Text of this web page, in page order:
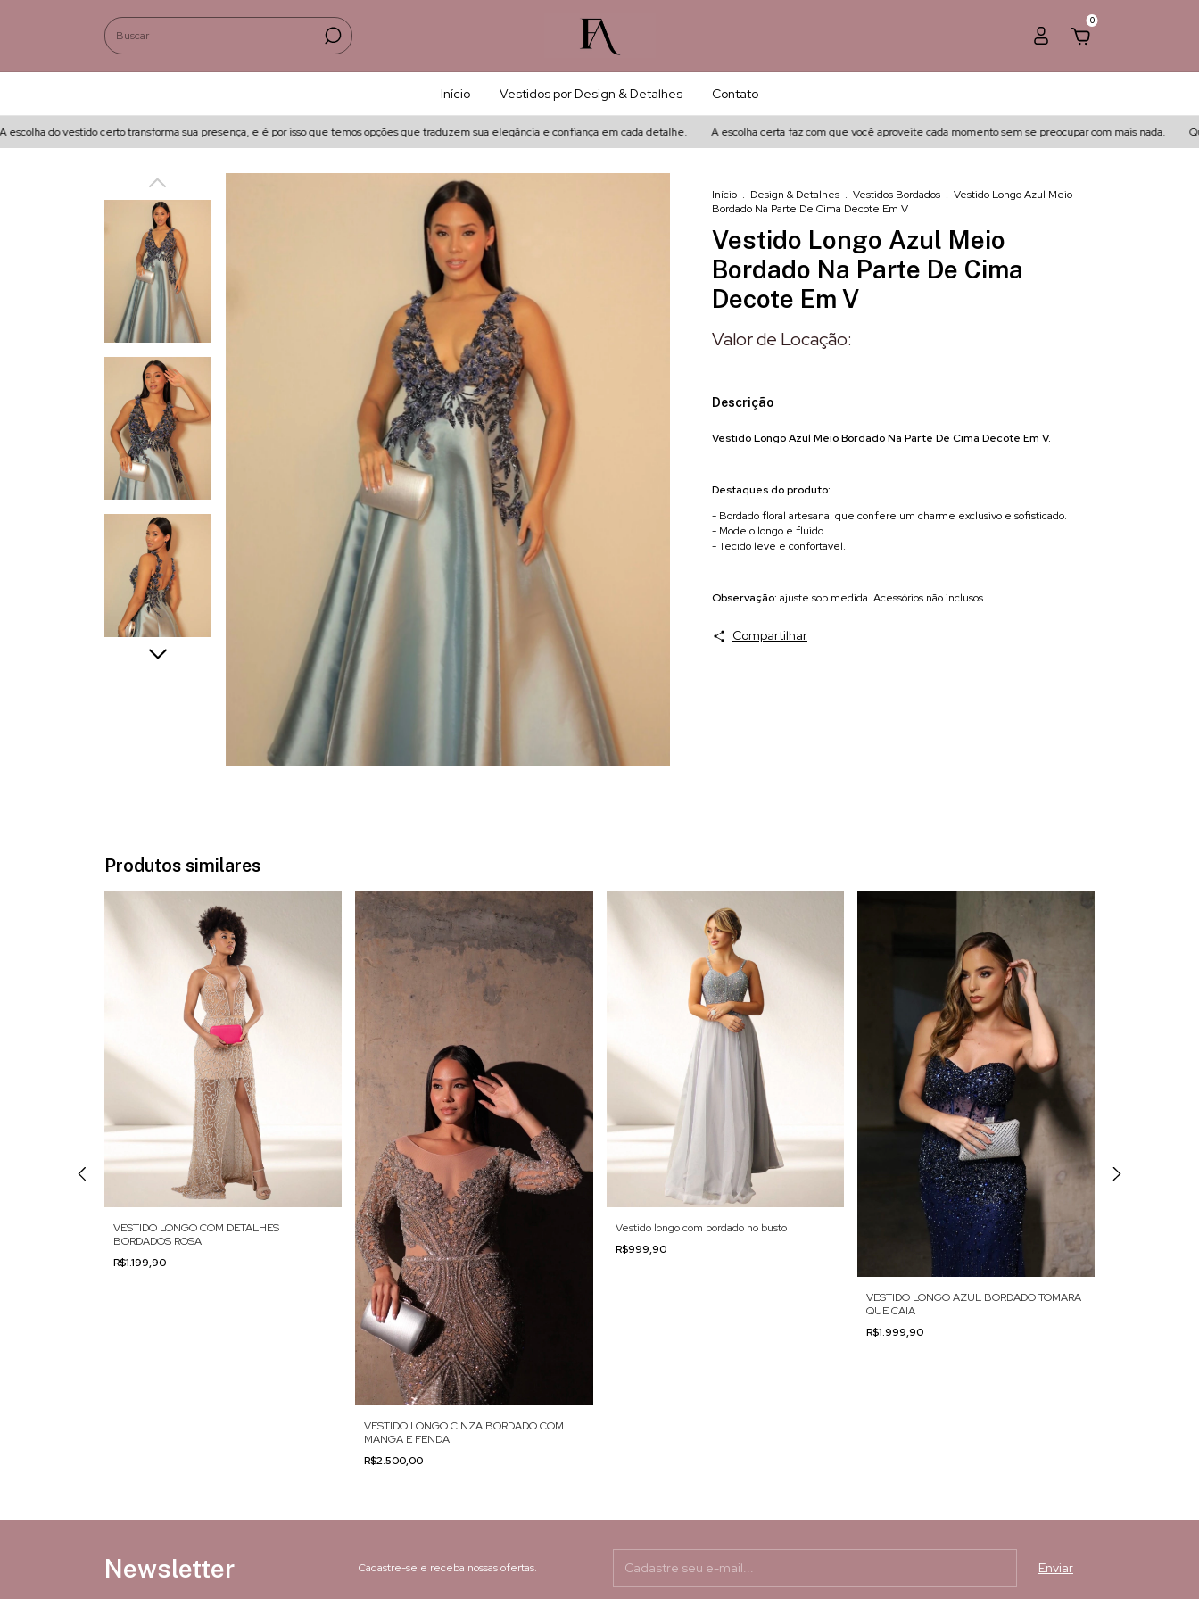
0
Início Vestidos por Design & Detalhes Contato
do vestido certo transforma sua presença, e é por isso que temos opções que traduzem sua elegância e confiança em cada detalhe. A escolha certa faz com que você aproveite cada momento sem se preocupar com mais nada.
Início . Design & Detalhes . Vestidos Bordados . Vestido Longo Azul Meio
Bordado Na Parte De Cima Decote Em V
Vestido Longo Azul Meio
Bordado Na Parte De Cima
Decote Em V
Descrição
Vestido Longo Azul Meio Bordado Na Parte De Cima Decote Em V.
Destaques do produto:
- Bordado floral artesanal que confere um charme exclusivo e sofisticado.
- Modelo longo e fluido.
- Tecido leve e confortável.
Observação: ajuste sob medida. Acessórios não inclusos.
Compartilhar
Produtos similares
VESTIDO LONGO COM DETALHES
BORDADOS ROSA
R$1.199,90
VESTIDO LONGO CINZA BORDADO COM
MANGA E FENDA
R$2.500,00
Vestido longo com bordado no busto
R$999,90
VESTIDO LONGO AZUL BORDADO TOMARA
QUE CAIA
R$1.999,90
Newsletter Cadastre-se e receba nossas ofertas.